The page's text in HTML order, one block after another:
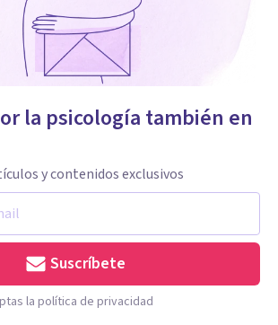
la psicología también en
y contenidos exclusivos
Suscríbete
la política de privacidad